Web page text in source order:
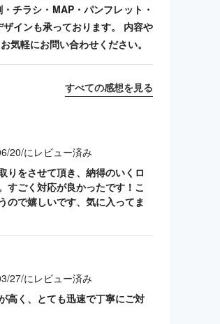
チラシ・MAP・パンフレット・
インも承っております。 内容や
気軽にお問い合わせください。
すべての感想を見る
20/にレビュー済み
りをさせて頂き、納得のいくロ
すごく対応が良かったです！こ
ので嬉しいです、気に入ってま
27/にレビュー済み
高く、とても迅速で丁寧にご対